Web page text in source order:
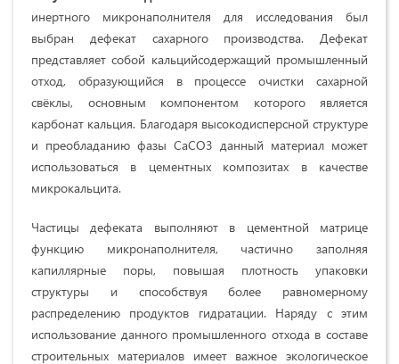
инертного микронаполнителя для исследования был
выбран дефекат сахарного производства. Дефекат
представляет собой кальцийсодержащий промышленный
отход, образующийся в процессе очистки сахарной
свёклы, основным компонентом которого является
карбонат кальция. Благодаря высокодисперсной структуре
и преобладанию фазы CaCO3 данный материал может
использоваться в цементных композитах в качестве
микрокальцита.
Частицы дефеката выполняют в цементной матрице
функцию микронаполнителя, частично заполняя
капиллярные поры, повышая плотность упаковки
структуры и способствуя более равномерному
распределению продуктов гидратации. Наряду с этим
использование данного промышленного отхода в составе
строительных материалов имеет важное экологическое